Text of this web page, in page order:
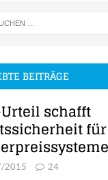
BEITRÄGE
schafft
2015 24